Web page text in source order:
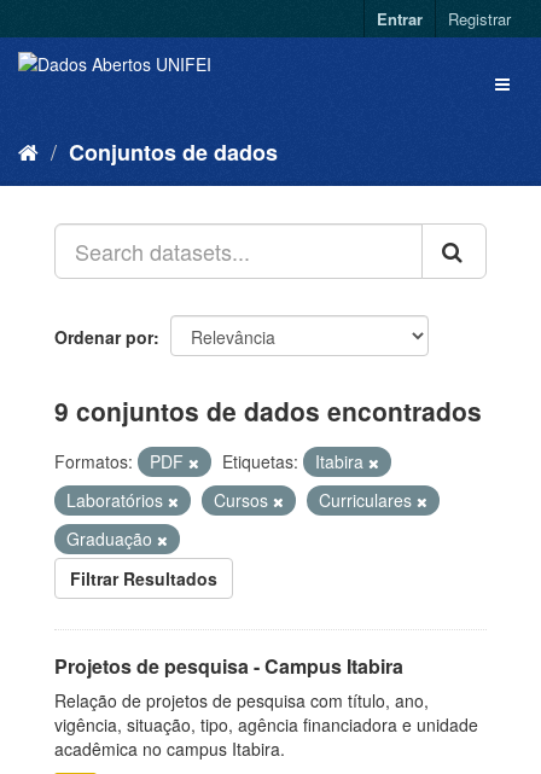
Entrar Registrar
Conjuntos de dados
Ordenar por
9 conjuntos de dados encontrados
Formatos: PDF Etiquetas:
Itabira
Laboratórios
Cursos
Curriculares
Graduação
Filtrar Resultados
Projetos de pesquisa - Campus Itabira
Relação de projetos de pesquisa com título, ano,
vigência, situação, tipo, agência financiadora e unidade
acadêmica no campus Itabira.